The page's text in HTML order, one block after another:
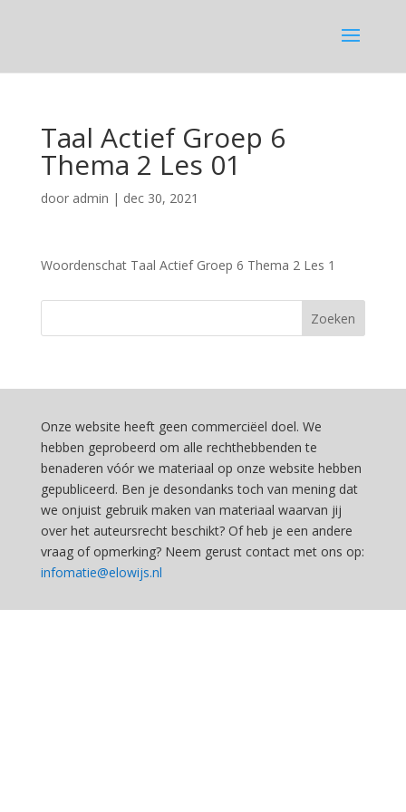
Taal Actief Groep 6
Thema 2 Les 01
door admin | dec 30, 2021
Woordenschat Taal Actief Groep 6 Thema 2 Les 1
Onze website heeft geen commerciëel doel. We
hebben geprobeerd om alle rechthebbenden te
benaderen vóór we materiaal op onze website hebben
gepubliceerd. Ben je desondanks toch van mening dat
we onjuist gebruik maken van materiaal waarvan jij
over het auteursrecht beschikt? Of heb je een andere
vraag of opmerking? Neem gerust contact met ons op:
infomatie@elowijs.nl